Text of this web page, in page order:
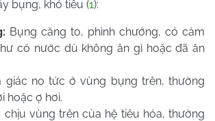
bụng, khó tiêu (1):
Bụng căng to, phình chướng, có cảm
có nước dù không ăn gì hoặc đã ăn
giác no tức ở vùng bụng trên, thường
hoặc ợ hơi.
chịu vùng trên của hệ tiêu hóa, thường